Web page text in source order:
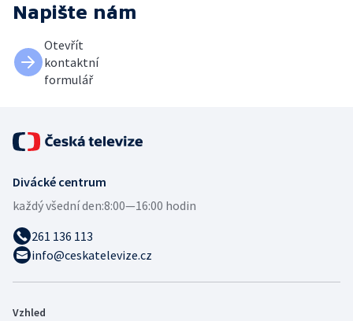
Napište nám
Otevřít
kontaktní
formulář
Divácké centrum
každý všední den:8:00—16:00 hodin
261 136 113
info@ceskatelevize.cz
Vzhled